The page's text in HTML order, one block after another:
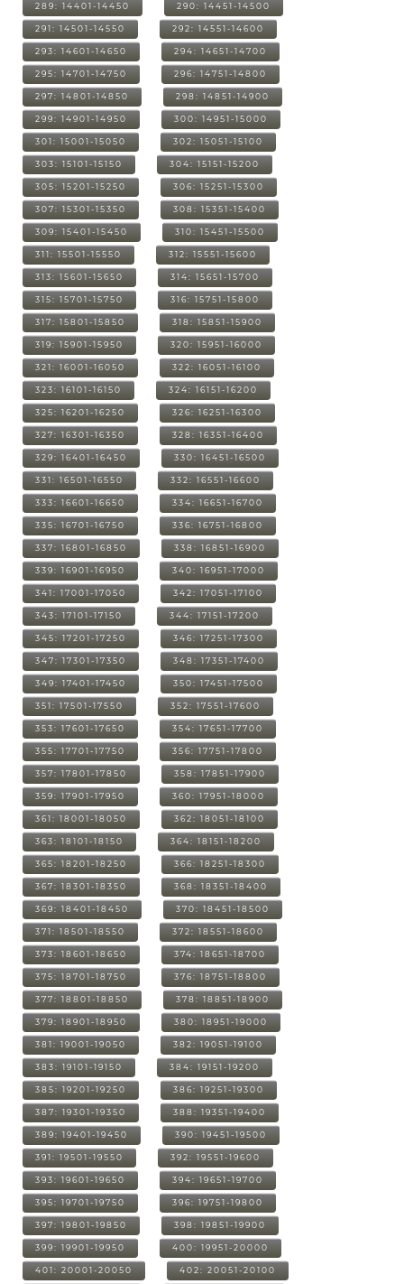
289: 14401-14450 290: 14451-14500
291: 14501-14550 292: 14551-14600
293: 14601-14650 294: 14651-14700
295: 14701-14750 296: 14751-14800
297: 14801-14850 298: 14851-14900
299: 14901-14950 300: 14951-15000
301: 15001-15050 302: 15051-15100
303: 15101-15150 304: 15151-15200
305: 15201-15250 306: 15251-15300
307: 15301-15350 308: 15351-15400
309: 15401-15450 310: 15451-15500
311: 15501-15550 312: 15551-15600
313: 15601-15650 314: 15651-15700
315: 15701-15750 316: 15751-15800
317: 15801-15850 318: 15851-15900
319: 15901-15950 320: 15951-16000
321: 16001-16050 322: 16051-16100
323: 16101-16150 324: 16151-16200
325: 16201-16250 326: 16251-16300
327: 16301-16350 328: 16351-16400
329: 16401-16450 330: 16451-16500
331: 16501-16550 332: 16551-16600
333: 16601-16650 334: 16651-16700
335: 16701-16750 336: 16751-16800
337: 16801-16850 338: 16851-16900
339: 16901-16950 340: 16951-17000
341: 17001-17050 342: 17051-17100
343: 17101-17150 344: 17151-17200
345: 17201-17250 346: 17251-17300
347: 17301-17350 348: 17351-17400
349: 17401-17450 350: 17451-17500
351: 17501-17550 352: 17551-17600
353: 17601-17650 354: 17651-17700
355: 17701-17750 356: 17751-17800
357: 17801-17850 358: 17851-17900
359: 17901-17950 360: 17951-18000
361: 18001-18050 362: 18051-18100
363: 18101-18150 364: 18151-18200
365: 18201-18250 366: 18251-18300
367: 18301-18350 368: 18351-18400
369: 18401-18450 370: 18451-18500
371: 18501-18550 372: 18551-18600
373: 18601-18650 374: 18651-18700
375: 18701-18750 376: 18751-18800
377: 18801-18850 378: 18851-18900
379: 18901-18950 380: 18951-19000
381: 19001-19050 382: 19051-19100
383: 19101-19150 384: 19151-19200
385: 19201-19250 386: 19251-19300
387: 19301-19350 388: 19351-19400
389: 19401-19450 390: 19451-19500
391: 19501-19550 392: 19551-19600
393: 19601-19650 394: 19651-19700
395: 19701-19750 396: 19751-19800
397: 19801-19850 398: 19851-19900
399: 19901-19950 400: 19951-20000
401: 20001-20050 402: 20051-20100